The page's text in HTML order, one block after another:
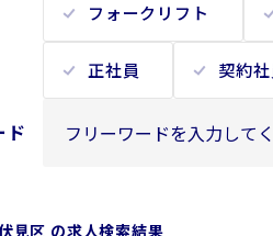
フォークリフト
正社員 契約社
ド
見区 の求人検索結果